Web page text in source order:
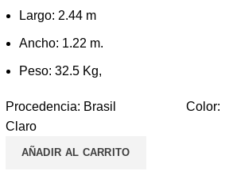
Largo: 2.44 m
Ancho: 1.22 m.
Peso: 32.5 Kg,
Procedencia: Brasil Color:
Claro
AÑADIR AL CARRITO